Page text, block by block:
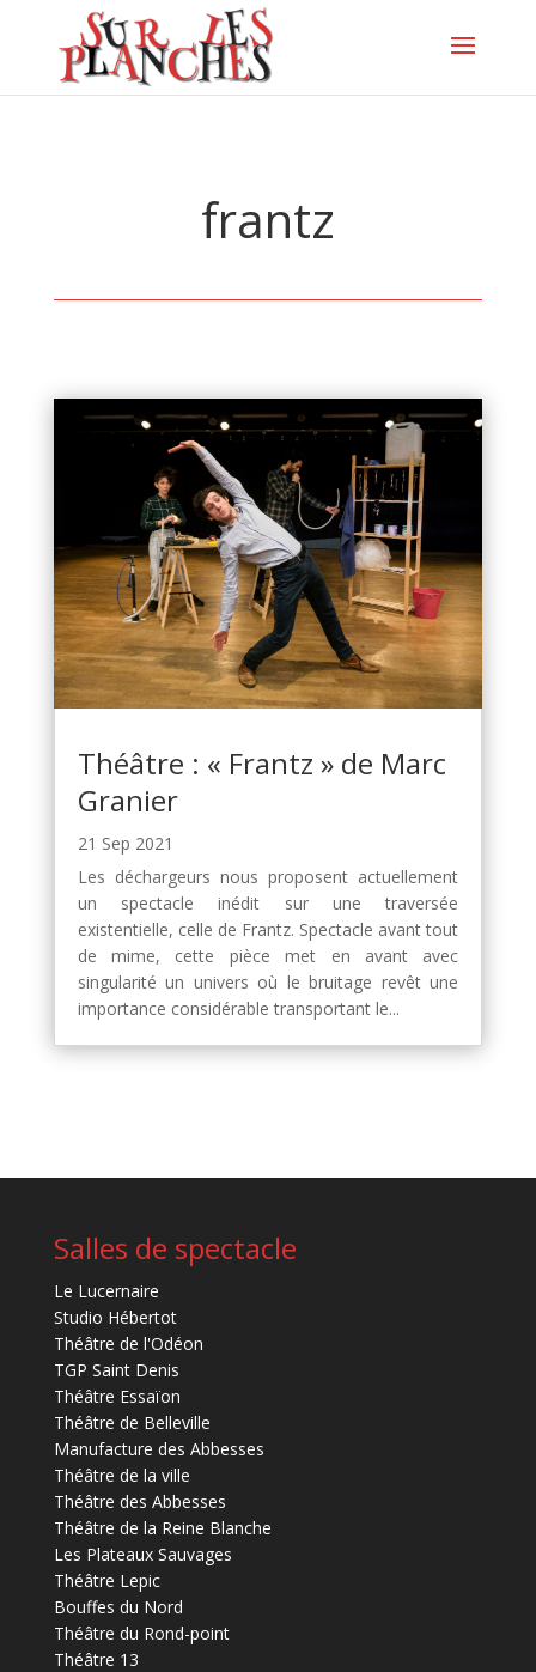
frantz
Théâtre : « Frantz » de Marc
Granier
21 Sep 2021
Les déchargeurs nous proposent actuellement
un spectacle inédit sur une traversée
existentielle, celle de Frantz. Spectacle avant tout
de mime, cette pièce met en avant avec
singularité un univers où le bruitage revêt une
importance considérable transportant le...
Salles de spectacle
Le Lucernaire
Studio Hébertot
Théâtre de l'Odéon
TGP Saint Denis
Théâtre Essaïon
Théâtre de Belleville
Manufacture des Abbesses
Théâtre de la ville
Théâtre des Abbesses
Théâtre de la Reine Blanche
Les Plateaux Sauvages
Théâtre Lepic
Bouffes du Nord
Théâtre du Rond-point
Théâtre 13